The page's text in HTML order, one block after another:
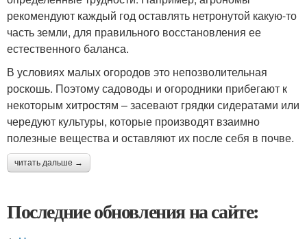
рекомендуют каждый год оставлять нетронутой какую-то
часть земли, для правильного восстановления ее
естественного баланса.
В условиях малых огородов это непозволительная
роскошь. Поэтому садоводы и огородники прибегают к
некоторым хитростям – засевают грядки сидератами или
чередуют культуры, которые производят взаимно
полезные вещества и оставляют их после себя в почве.
читать дальше →
Последние обновления на сайте: